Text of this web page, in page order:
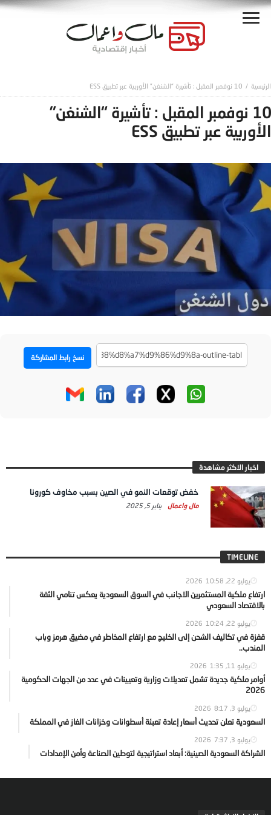
10 نوفمبر المقبل : تأشيرة “الشنغن” الأوربية عبر تطبيق ESS
10 نوفمبر المقبل : تأشيرة “الشنغن”
الأوربية عبر تطبيق ESS
نسخ رابط المشاركة
اخبار الاكثر مشاهدة
خفض توقعات النمو في الصين بسبب مخاوف كورونا
مال واعمال يناير 5, 2025
TIMELINE
يوليو 22, 2026 10:58
ارتفاع ملكية المستثمرين الاجانب في السوق السعودية يعكس تنامي الثقة
بالاقتصاد السعودي
يوليو 22, 2026 10:24
قفزة في تكاليف الشحن إلى الخليج مع ارتفاع المخاطر في مضيق هرمز وباب
المندب..
يوليو 11, 2026 1:35
أوامر ملكية جديدة تشمل تعديلات وزارية وتعيينات في عدد من الجهات الحكومية
2026
يوليو 3, 2026 8:17
السعودية تعلن تحديث أسعار إعادة تعبئة أسطوانات وخزانات الغاز في المملكة
يوليو 3, 2026 7:37
الشراكة السعودية الصينية: أبعاد استراتيجية لتوطين الصناعة وأمن الإمدادات